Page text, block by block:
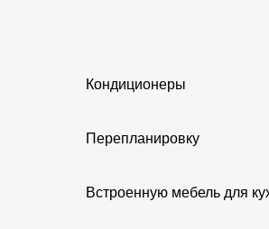
Кондиционеры
Перепланировку
Встроенную мебель для